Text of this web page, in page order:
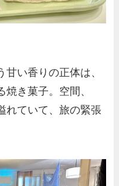
い香りの正体は、
き菓子。空間、
れていて、旅の緊張